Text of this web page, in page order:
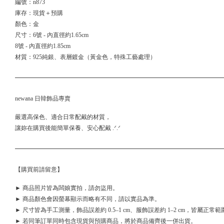
編號：n873
庫存：現貨＋預購
顏色：金
尺寸：6號 - 內直徑約1.65cm
8號 - 內直徑約1.85cm
材質：925純銀、表層鍍金（黃金色，特殊工藝處理）
newana 日韓飾品專賣
嚴選高保色、適合日常配戴的材質，
讓妳在購買後能簡單保養、安心配戴 .ᐟ.ᐟ
【購買前請留意】
► 商品照片皆為闆娘實拍，請勿盜用。
► 商品顏色會因螢幕顯示而略有不同，請以實品為準。
► 尺寸皆為手工測量，飾品誤差約 0.5–1 cm、服飾誤差約 1–2 cm，皆屬正常範
► 若同筆訂單同時包含現貨與預購商品，將於商品備齊後一併出貨。